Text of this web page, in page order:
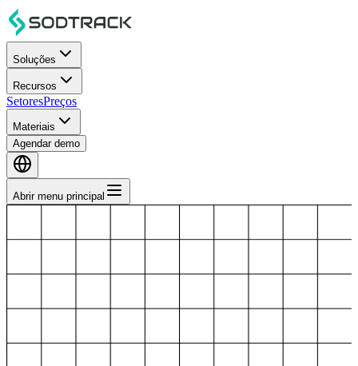
Soluções
Recursos
SetoresPreços
Materiais
Agendar demo
Abrir menu principal